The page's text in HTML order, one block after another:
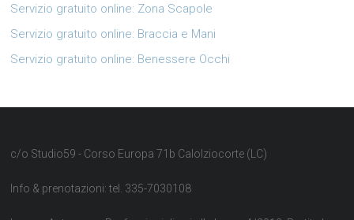
Servizio gratuito online: Zona Scapole
Servizio gratuito online: Braccia e Mani
Servizio gratuito online: Benessere Occhi
c/o Studio59 - Corso Europa 71b Calolziocorte (LC)
Info & prenotazioni: tel. 335-7030108